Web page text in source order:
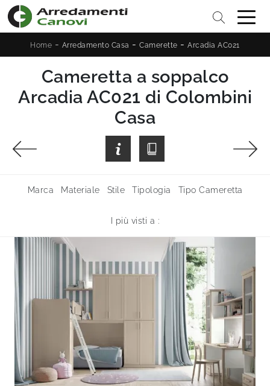
Home - Arredamento Casa -Camerette -Arcadia AC021
Cameretta a soppalco
Arcadia AC021 di Colombini
Casa
Marca Materiale Stile Tipologia Tipo Cameretta
I più visti a :